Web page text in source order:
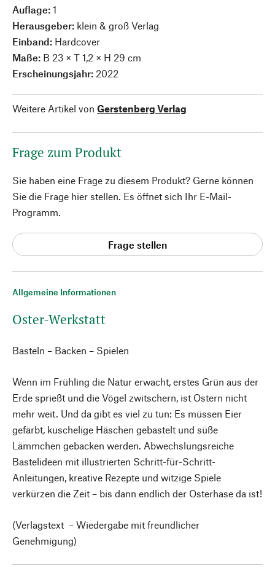
Allgemeine Informationen
Oster-Werkstatt
Basteln – Backen – Spielen
Wenn im Frühling die Natur erwacht, erstes Grün aus der
Erde sprießt und die Vögel zwitschern, ist Ostern nicht
mehr weit. Und da gibt es viel zu tun: Es müssen Eier
gefärbt, kuschelige Häschen gebastelt und süße
Lämmchen gebacken werden. Abwechslungsreiche
Bastelideen mit illustrierten Schritt-für-Schritt-
Anleitungen, kreative Rezepte und witzige Spiele
verkürzen die Zeit – bis dann endlich der Osterhase da ist!
(Verlagstext – Wiedergabe mit freundlicher
Genehmigung)
Auflage: 1
Herausgeber: klein & groß Verlag
Einband: Hardcover
Maße: B 23 × T 1,2 × H 29 cm
Erscheinungsjahr: 2022
Weitere Artikel von Gerstenberg Verlag
Frage zum Produkt
Sie haben eine Frage zu diesem Produkt? Gerne können
Sie die Frage hier stellen. Es öffnet sich Ihr E-Mail-
Programm.
Frage stellen